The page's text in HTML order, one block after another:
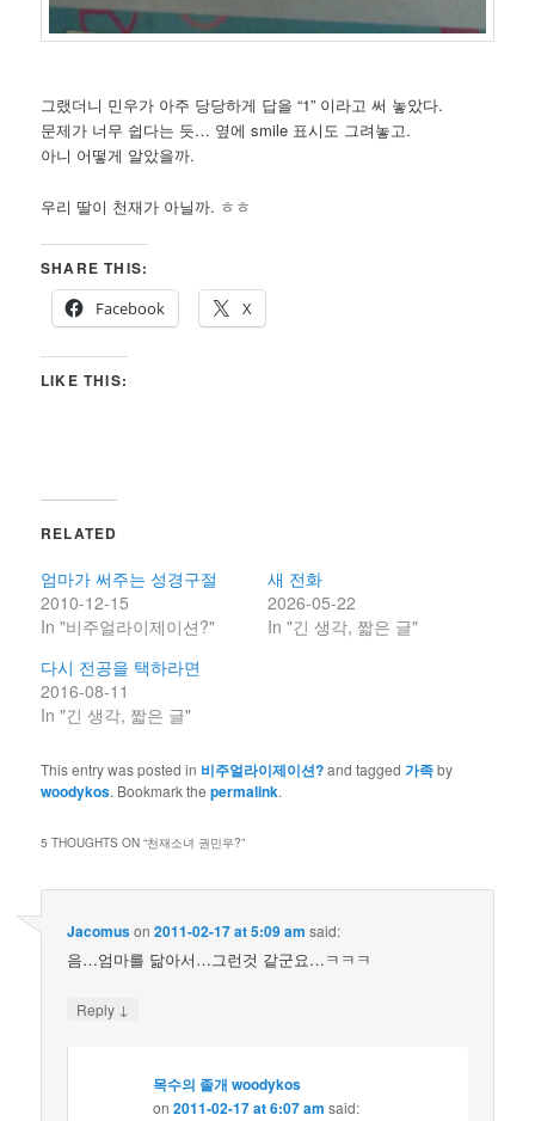
그랬더니 민우가 아주 당당하게 답을 “1” 이라고 써 놓았다.
문제가 너무 쉽다는 듯… 옆에 smile 표시도 그려놓고.
아니 어떻게 알았을까.
우리 딸이 천재가 아닐까. ㅎㅎ
SHARE THIS:
Facebook
X
LIKE THIS:
RELATED
엄마가 써주는 성경구절
2010-12-15
In "비주얼라이제이션?"
새 전화
2026-05-22
In "긴 생각, 짧은 글"
다시 전공을 택하라면
2016-08-11
In "긴 생각, 짧은 글"
This entry was posted in 비주얼라이제이션?and tagged가족by
woodykos. Bookmark thepermalink.
5 THOUGHTS ON “천재소녀 권민우?”
Jacomuson2011-02-17 at 5:09 am said:
음…엄마를 닮아서…그런것 같군요…ㅋㅋㅋ
Reply ↓
목수의 졸개 woodykos
on2011-02-17 at 6:07 am said: